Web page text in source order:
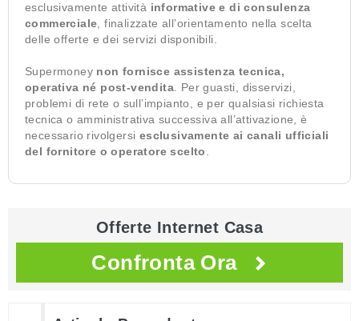
esclusivamente attività informative e di consulenza
commerciale , finalizzate all’orientamento nella scelta
delle offerte e dei servizi disponibili.
Supermoney non fornisce assistenza tecnica,
operativa né post-vendita . Per guasti, disservizi,
problemi di rete o sull’impianto, e per qualsiasi richiesta
tecnica o amministrativa successiva all’attivazione, è
necessario rivolgersi esclusivamente ai canali ufficiali
del fornitore o operatore scelto
Offerte Internet Casa
Confronta Ora